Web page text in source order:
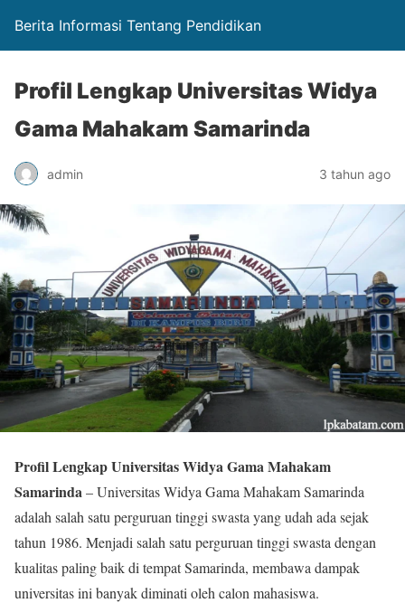
Berita Informasi Tentang Pendidikan
Profil Lengkap Universitas Widya
Gama Mahakam Samarinda
admin 3 tahun ago
Profil Lengkap Universitas Widya Gama Mahakam
Samarinda– Universitas Widya Gama Mahakam Samarinda
adalah salah satu perguruan tinggi swasta yang udah ada sejak
tahun 1986. Menjadi salah satu perguruan tinggi swasta dengan
kualitas paling baik di tempat Samarinda, membawa dampak
universitas ini banyak diminati oleh calon mahasiswa.